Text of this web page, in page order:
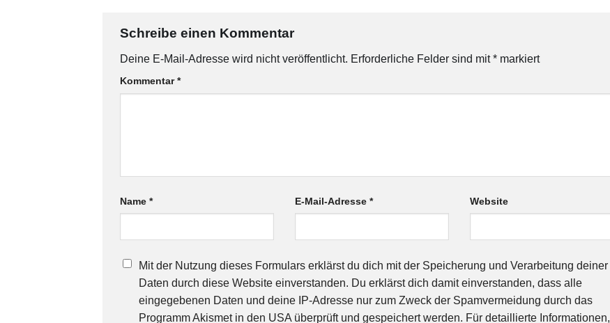
Schreibe einen Kommentar
Deine E-Mail-Adresse wird nicht veröffentlicht. Erforderliche Felder sind mit* markiert
Kommentar*
Name * E-Mail-Adresse * Website
Mit der Nutzung dieses Formulars erklärst du dich mit der Speicherung und Verarbeitung deiner
Daten durch diese Website einverstanden. Du erklärst dich damit einverstanden, dass alle
eingegebenen Daten und deine IP-Adresse nur zum Zweck der Spamvermeidung durch das
Programm Akismet in den USA überprüft und gespeichert werden. Für detaillierte Informationen,